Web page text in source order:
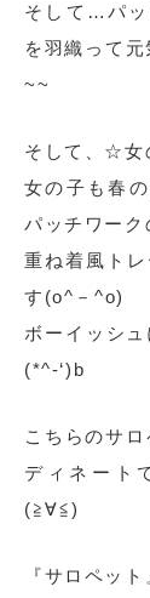
そして…パッ
を羽織って
~~
そして、☆
女の子も春
パッチワーク
重ね着風ト
す(o^－^o)
ボーイッシ
(*^-‘)b
こちらのサ
ディネート
(≧∀≦)
『サロペット